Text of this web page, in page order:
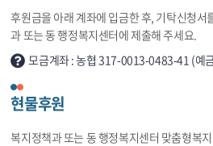
후원금을 아래 계좌에 입금한 후, 기탁신청서
과 또는 동 행정복지센터에 제출해 주세요.
모금계좌 : 농협 317-0013-0483-41 (예
현물후원
복지정책과 또는 동 행정복지센터 맞춤형복